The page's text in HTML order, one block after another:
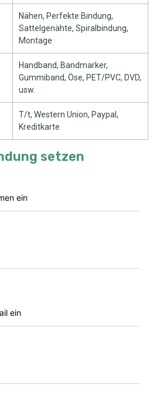
Nähen, Perfekte Bindung,
Sattelgenähte, Spiralbindung,
Montage
Handband, Bandmarker,
Gummiband, Öse, PET/PVC, DVD,
usw.
T/t, Western Union, Paypal,
Kreditkarte
setzen